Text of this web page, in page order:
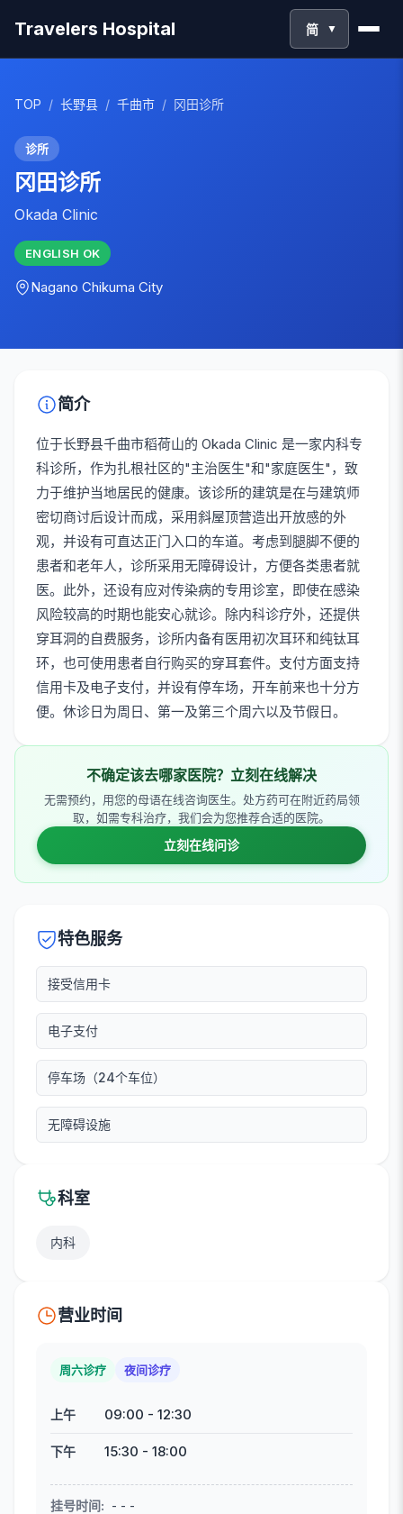
Travelers Hospital 简 ▼
TOP / 长野县 / 千曲市 / 冈田诊所
诊所
冈田诊所
Okada Clinic
ENGLISH OK
Nagano Chikuma City
简介
位于长野县千曲市稻荷山的 Okada Clinic 是一家内科专
科诊所，作为扎根社区的"主治医生"和"家庭医生"，致
力于维护当地居民的健康。该诊所的建筑是在与建筑师
密切商讨后设计而成，采用斜屋顶营造出开放感的外
观，并设有可直达正门入口的车道。考虑到腿脚不便的
患者和老年人，诊所采用无障碍设计，方便各类患者就
医。此外，还设有应对传染病的专用诊室，即使在感染
风险较高的时期也能安心就诊。除内科诊疗外，还提供
穿耳洞的自费服务，诊所内备有医用初次耳环和纯钛耳
环，也可使用患者自行购买的穿耳套件。支付方面支持
信用卡及电子支付，并设有停车场，开车前来也十分方
便。休诊日为周日、第一及第三个周六以及节假日。
不确定该去哪家医院？立刻在线解决
无需预约，用您的母语在线咨询医生。处方药可在附近药局领
取，如需专科治疗，我们会为您推荐合适的医院。
立刻在线问诊
特色服务
接受信用卡
电子支付
停车场（24个车位）
无障碍设施
科室
内科
营业时间
周六诊疗 夜间诊疗
上午 09:00 - 12:30
下午 15:30 - 18:00
挂号时间: - - -